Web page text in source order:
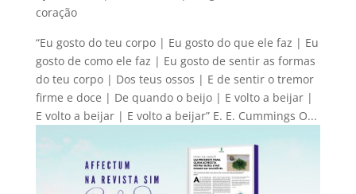
coração
“Eu gosto do teu corpo | Eu gosto do que ele faz | Eu
gosto de como ele faz | Eu gosto de sentir as formas
do teu corpo | Dos teus ossos | E de sentir o tremor
firme e doce | De quando o beijo | E volto a beijar |
E volto a beijar | E volto a beijar” E. E. Cummings O...